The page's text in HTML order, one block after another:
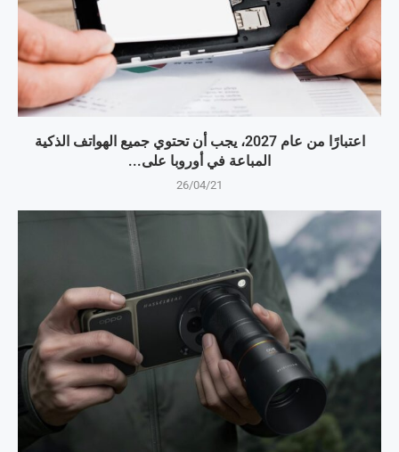
اعتبارًا من عام 2027، يجب أن تحتوي جميع الهواتف الذكية
المباعة في أوروبا على...
26/04/21